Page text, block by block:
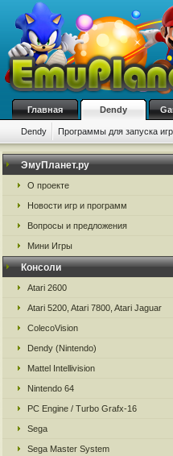
Главная Dendy
Dendy Программы для запуска игр
ЭмуПланет.ру
О проекте
Новости игр и программ
Вопросы и предложения
Мини Игры
Консоли
Atari 2600
Atari 5200, Atari 7800, Atari Jaguar
ColecoVision
Dendy (Nintendo)
Mattel Intellivision
Nintendo 64
PC Engine / Turbo Grafx-16
Sega
Sega Master System